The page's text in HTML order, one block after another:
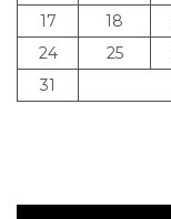
17
18
24
25
31